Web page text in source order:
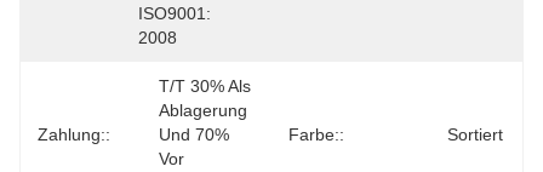
ISO9001:
2008
Zahlung::
T/T 30% Als
Ablagerung
Und 70%
Vor
Farbe:: Sortiert